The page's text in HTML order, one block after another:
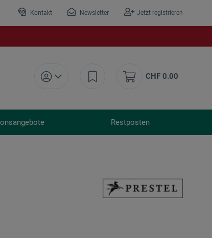
Kontakt Newsletter Jetzt registrieren
CHF 0.00
Restposten